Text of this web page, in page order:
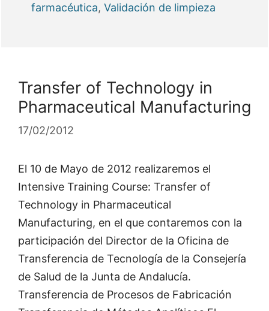
farmacéutica, Validación de limpieza
Transfer of Technology in
Pharmaceutical Manufacturing
17/02/2012
El 10 de Mayo de 2012 realizaremos el
Intensive Training Course: Transfer of
Technology in Pharmaceutical
Manufacturing, en el que contaremos con la
participación del Director de la Oficina de
Transferencia de Tecnología de la Consejería
de Salud de la Junta de Andalucía.
Transferencia de Procesos de Fabricación